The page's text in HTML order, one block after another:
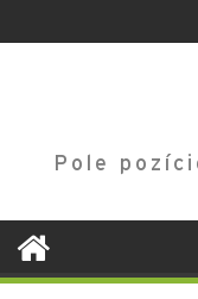
to
Pole